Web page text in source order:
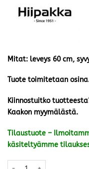
Mitat: leveys 60 cm,
Tuote toimitetaan
Kiinnostuitko
Kaakon myymälästä.
Tilaustuote –
käsiteltyämme
Solo vitriini, hunaja tammi